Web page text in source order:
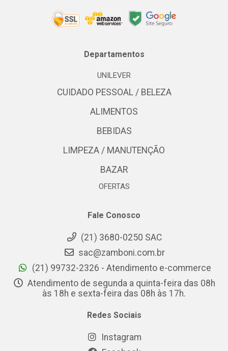
Departamentos
UNILEVER
CUIDADO PESSOAL / BELEZA
ALIMENTOS
BEBIDAS
LIMPEZA / MANUTENÇÃO
BAZAR
OFERTAS
Fale Conosco
(21) 3680-0250 SAC
sac@zamboni.com.br
(21) 99732-2326 - Atendimento e-commerce
Atendimento de segunda a quinta-feira das 08h
às 18h e sexta-feira das 08h às 17h.
Redes Sociais
Instagram